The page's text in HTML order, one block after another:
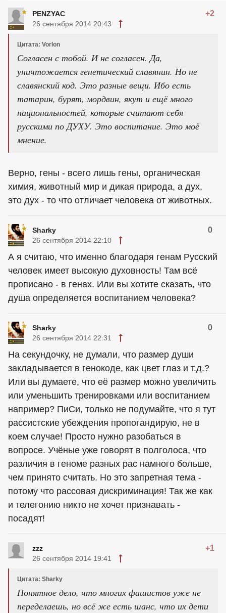
PENZYAC +2
26 сентября 2014 20:43
Цитата: Vorlon
Согласен с тобой. И не согласен. Да,
уничтожается генетический славянин. Но не
славянский код. Это разные вещи. Ибо есть
татарин, бурят, мордвин, якут и ещё много
национальностей, которые считают себя
русскими по ДУХУ. Это воспитание. Это моё
мнение.
Верно, гены - всего лишь гены, органическая
химия, животный мир и дикая природа, а дух,
это дух - то что отличает человека от животных.
Sharky 0
26 сентября 2014 22:10
А я считаю, что именно благодаря генам Русский
человек имеет высокую духовность! Там всё
прописано - в генах. Или вы хотите сказать, что
душа определяется воспитанием человека?
Sharky 0
26 сентября 2014 22:31
На секундочку, не думали, что размер души
закладывается в генокоде, как цвет глаз и т.д.?
Или вы думаете, что её размер можно увеличить
или уменьшить тренировками или воспитанием
например? ПиСи, только не подумайте, что я тут
рассистские убеждения пропогандирую, не в
коем случае! Просто нужно разобаться в
вопросе. Учёные уже говорят в полголоса, что
различия в геноме разных рас намного больше,
чем принято считать. Но это запретная тема -
потому что рассовая дискриминация! Так же как
и телегонию никто не хочет признавать -
посадят!
zzz +1
26 сентября 2014 19:41
Цитата: Sharky
Понятное дело, что многих фашистов уже не
переделаешь, но всё же есть шанс, что их дети